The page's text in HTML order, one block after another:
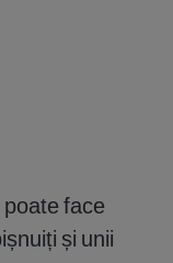
face
și unii